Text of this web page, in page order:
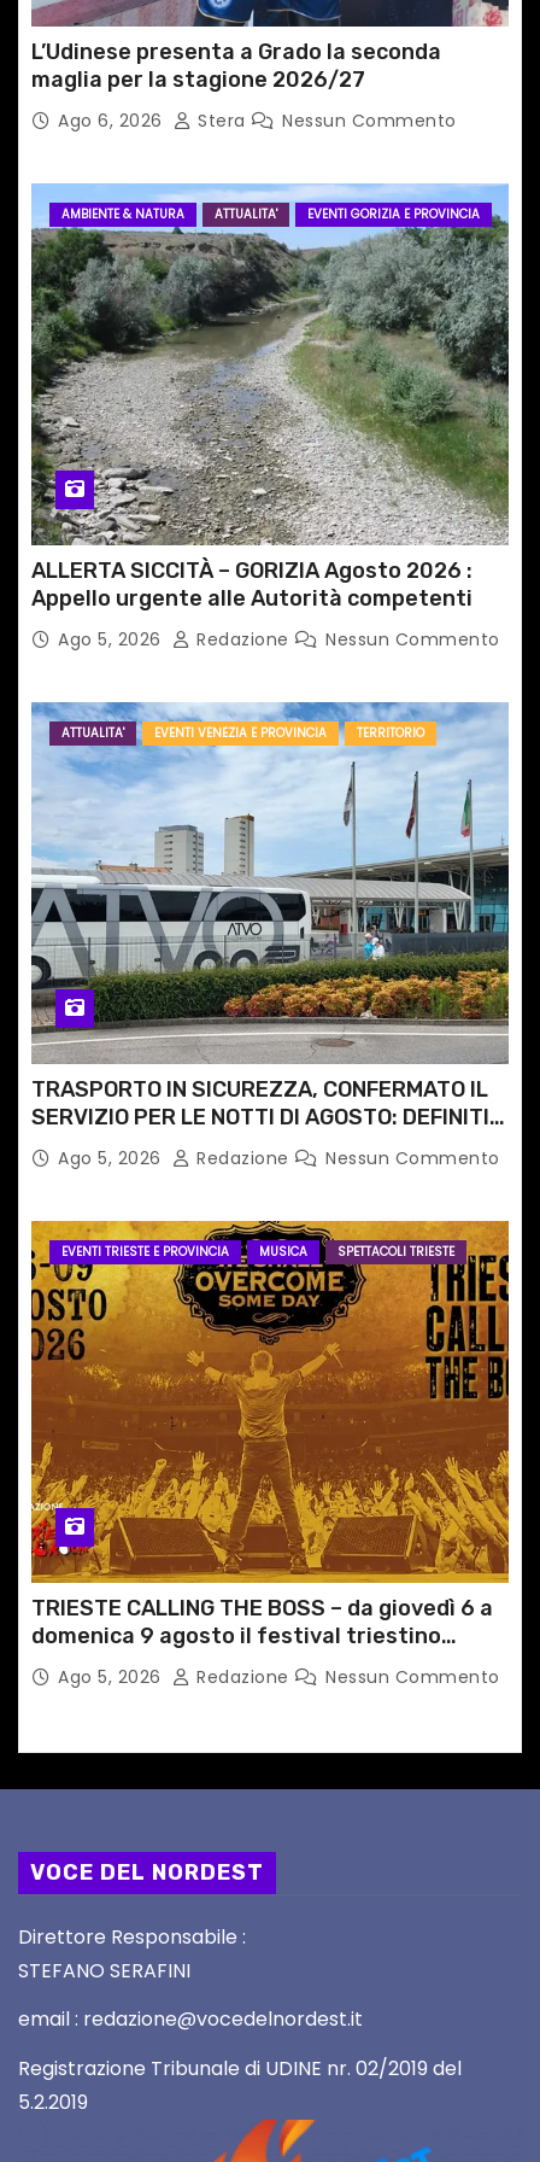
L’Udinese presenta a Grado la seconda
maglia per la stagione 2026/27
Ago 6, 2026 Stera Nessun Commento
AMBIENTE & NATURA ATTUALITA' EVENTI GORIZIA E PROVINCIA
ALLERTA SICCITÀ – GORIZIA Agosto 2026 :
Appello urgente alle Autorità competenti
Ago 5, 2026 Redazione Nessun Commento
ATTUALITA' EVENTI VENEZIA E PROVINCIA TERRITORIO
TRASPORTO IN SICUREZZA, CONFERMATO IL
SERVIZIO PER LE NOTTI DI AGOSTO: DEFINITI
PERCORSI, FERMATE E ORARIO
Ago 5, 2026 Redazione Nessun Commento
EVENTI TRIESTE E PROVINCIA MUSICA SPETTACOLI TRIESTE
TRIESTE CALLING THE BOSS – da giovedì 6 a
domenica 9 agosto il festival triestino
dedicato a Springsteen
Ago 5, 2026 Redazione Nessun Commento
VOCE DEL NORDEST
Direttore Responsabile :
STEFANO SERAFINI
email : redazione@vocedelnordest.it
Registrazione Tribunale di UDINE nr. 02/2019 del
5.2.2019